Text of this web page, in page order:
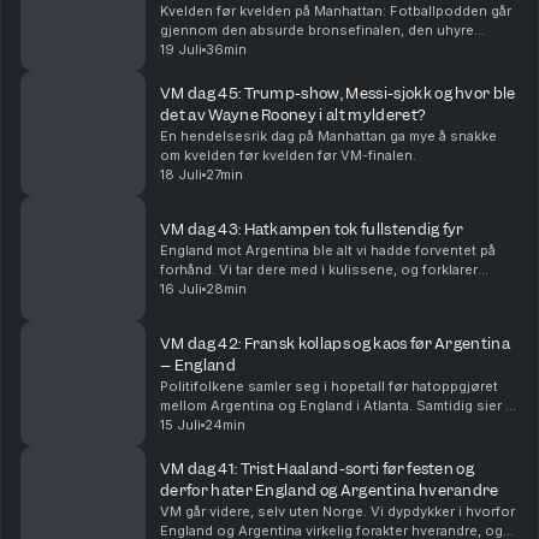
Kvelden før kvelden på Manhattan: Fotballpodden går
gjennom den absurde bronsefinalen, den uhyre
spennende finalen og VMs beste lag, øyeblikk og
19 Juli 36min
VM dag 45: Trump-show, Messi-sjokk og hvor ble
det av Wayne Rooney i alt mylderet?
En hendelsesrik dag på Manhattan ga mye å snakke
om kvelden før kvelden før VM-finalen.
18 Juli 27min
VM dag 43: Hatkampen tok fullstendig fyr
England mot Argentina ble alt vi hadde forventet på
forhånd. Vi tar dere med i kulissene, og forklarer
hvorfor Lionel Messi og Argentina er finaleklare.
16 Juli 28min
VM dag 42: Fransk kollaps og kaos før Argentina
– England
Politifolkene samler seg i hopetall før hatoppgjøret
mellom Argentina og England i Atlanta. Samtidig sier vi
farvel til Frankrike, og erkjenner at Spania har lurt oss
15 Juli 24min
VM dag 41: Trist Haaland-sorti før festen og
derfor hater England og Argentina hverandre
VM går videre, selv uten Norge. Vi dypdykker i hvorfor
England og Argentina virkelig forakter hverandre, og